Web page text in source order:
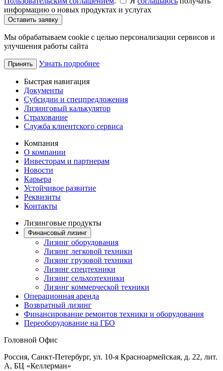
информацию о новых продуктах и услугах
Оставить заявку
Мы обрабатываем cookie с целью персонализации сервисов и
улучшения работы сайта
Принять Узнать подробнее
Быстрая навигация
Документы
Субсидии и спецпредложения
Лизинговый калькулятор
Страхование
Служба клиентского сервиса
Компания
О компании
Инвесторам и партнерам
Новости
Карьера
Устойчивое развитие
Реквизиты
Контакты
Лизинговые продукты
Финансовый лизинг
Лизинг оборудования
Лизинг легковой техники
Лизинг грузовой техники
Лизинг спецтехники
Лизинг сельхозтехники
Лизинг коммерческой техники
Операционная аренда
Возвратный лизинг
Финансирование ремонтов техники и оборудования
Переоборудование на ГБО
Головной Офис
Россия, Санкт-Петербург, ул. 10-я Красноармейская, д. 22, лит.
А, БЦ «Келлерман»